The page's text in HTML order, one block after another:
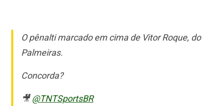
O pênalti marcado em cima de Vitor Roque, do
Palmeiras.
Concorda?
🎥@TNTSportsBR